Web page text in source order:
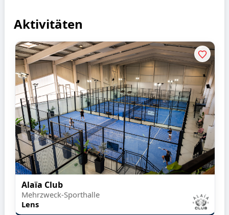
Aktivitäten
Alaïa Club
Mehrzweck-Sporthalle
Lens